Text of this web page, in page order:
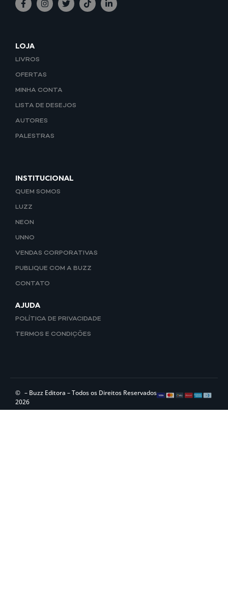
LOJA
LIVROS
OFERTAS
MINHA CONTA
LISTA DE DESEJOS
AUTORES
PALESTRAS
INSTITUCIONAL
QUEM SOMOS
LUZZ
NEON
UNNO
VENDAS CORPORATIVAS
PUBLIQUE COM A BUZZ
CONTATO
AJUDA
POLÍTICA DE PRIVACIDADE
TERMOS E CONDIÇÕES
©
2026
– Buzz Editora – Todos os Direitos Reservados